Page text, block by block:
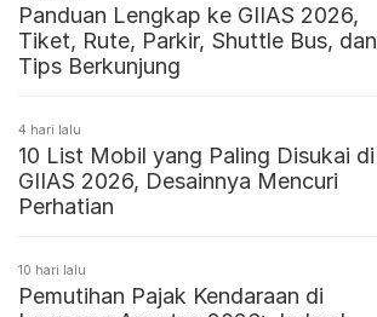
Panduan Lengkap ke GIIAS 2026,
Tiket, Rute, Parkir, Shuttle Bus, dan
Tips Berkunjung
4 hari lalu
10 List Mobil yang Paling Disukai di
GIIAS 2026, Desainnya Mencuri
Perhatian
10 hari lalu
Pemutihan Pajak Kendaraan di